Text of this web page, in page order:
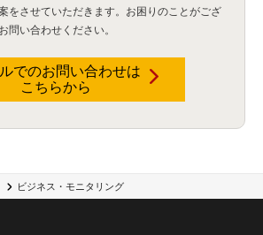
ビジネス・モニタリング
をさせていただきます。お困りのことがござ
問い合わせください。
でのお問い合わせは
こちらから